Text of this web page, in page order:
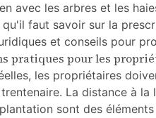
avec les arbres et les
pratiques pour les
les propriétaires
La distance à la
sont des